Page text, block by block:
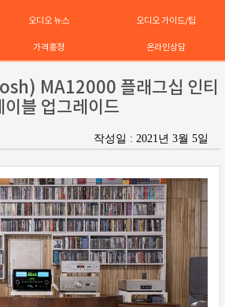
오디오 뉴스 오디오 가이드/팁
가격흥정 온라인상담
MA12000 플래그십 인티
블 업그레이드
작성일 : 2021년 3월 5일